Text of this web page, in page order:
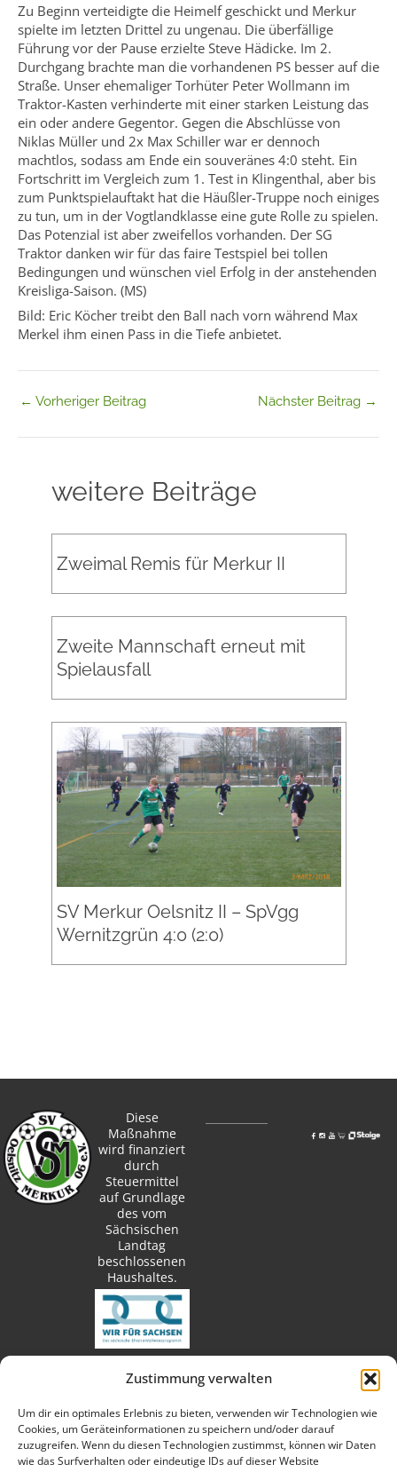
Zustimmung verwalten
Um dir ein optimales Erlebnis zu bieten, verwenden wir Technologien wie
Cookies, um Geräteinformationen zu speichern und/oder darauf
zuzugreifen. Wenn du diesen Technologien zustimmst, können wir Daten
wie das Surfverhalten oder eindeutige IDs auf dieser Website
Zu Beginn verteidigte die Heimelf geschickt und Merkur
spielte im letzten Drittel zu ungenau. Die überfällige
Führung vor der Pause erzielte Steve Hädicke. Im 2.
Durchgang brachte man die vorhandenen PS besser auf die
Straße. Unser ehemaliger Torhüter Peter Wollmann im
Traktor-Kasten verhinderte mit einer starken Leistung das
ein oder andere Gegentor. Gegen die Abschlüsse von
Niklas Müller und 2x Max Schiller war er dennoch
machtlos, sodass am Ende ein souveränes 4:0 steht. Ein
Fortschritt im Vergleich zum 1. Test in Klingenthal, aber bis
zum Punktspielauftakt hat die Häußler-Truppe noch einiges
zu tun, um in der Vogtlandklasse eine gute Rolle zu spielen.
Das Potenzial ist aber zweifellos vorhanden. Der SG
Traktor danken wir für das faire Testspiel bei tollen
Bedingungen und wünschen viel Erfolg in der anstehenden
Kreisliga-Saison. (MS)
Bild: Eric Köcher treibt den Ball nach vorn während Max
Merkel ihm einen Pass in die Tiefe anbietet.
← Vorheriger Beitrag Nächster Beitrag →
weitere Beiträge
Zweimal Remis für Merkur II
Zweite Mannschaft erneut mit
Spielausfall
SV Merkur Oelsnitz II – SpVgg
Wernitzgrün 4:0 (2:0)
Diese
Maßnahme
wird finanziert
durch
Steuermittel
auf Grundlage
des vom
Sächsischen
Landtag
beschlossenen
Haushaltes.
techn. Umsetzung: